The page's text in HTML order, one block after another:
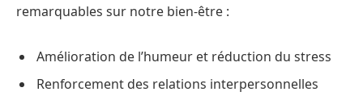
remarquables sur notre bien-être :
Amélioration de l’humeur et réduction du stress
Renforcement des relations interpersonnelles